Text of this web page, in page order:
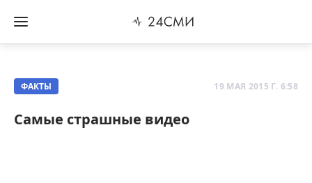
ФАКТЫ 19 МАЯ 2015 Г. 6:58
Самые страшные видео